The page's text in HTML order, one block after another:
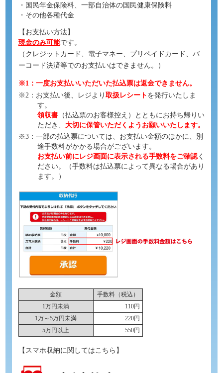
・国民年金保険料、一部自治体の国民健康保険料
・その他各種代金
【お支払い方法】
現金のみ可能です。
（クレジットカード、電子マネー、プリペイドカード、バ
ーコード決済等でのお支払いはできません。）
※1：一度お支払いいただいた払込票は返金できません。
※2：お支払い後、レジより 取扱レシート を発行いたしま
す。
領収書（払込票のお客様控え）とともにお持ち帰りい
ただき、 大切に保管いただくようお願いいたします。
※3：一部の払込票については、お支払い金額のほかに、別
途手数料がかかる場合がございます。
お支払い前にレジ画面に表示される手数料をご確認く
ださい。（手数料は払込票によって異なる場合があり
ます。）
金額
手数料（税込）
1万円未満
110円
1万～5万円未満
220円
5万円以上
550円
【スマホ収納に関してはこちら】